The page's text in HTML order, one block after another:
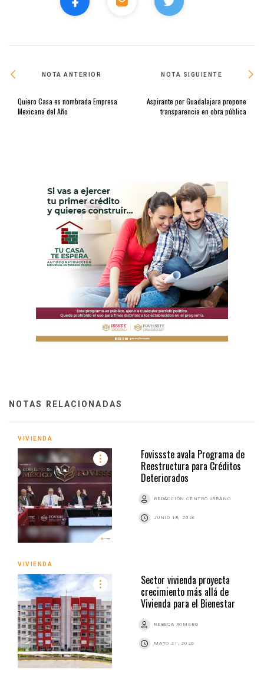
NOTA ANTERIOR
Quiero Casa es nombrada Empresa
Mexicana del Año
NOTA SIGUIENTE
Aspirante por Guadalajara propone
transparencia en obra pública
NOTAS RELACIONADAS
VIVIENDA
Fovissste avala Programa de
Reestructura para Créditos
Deteriorados
REDACCIÓN CENTRO URBANO
JUNIO 18, 2026
VIVIENDA
Sector vivienda proyecta
crecimiento más allá de
Vivienda para el Bienestar
REBECA ROMERO
MAYO 21, 2026